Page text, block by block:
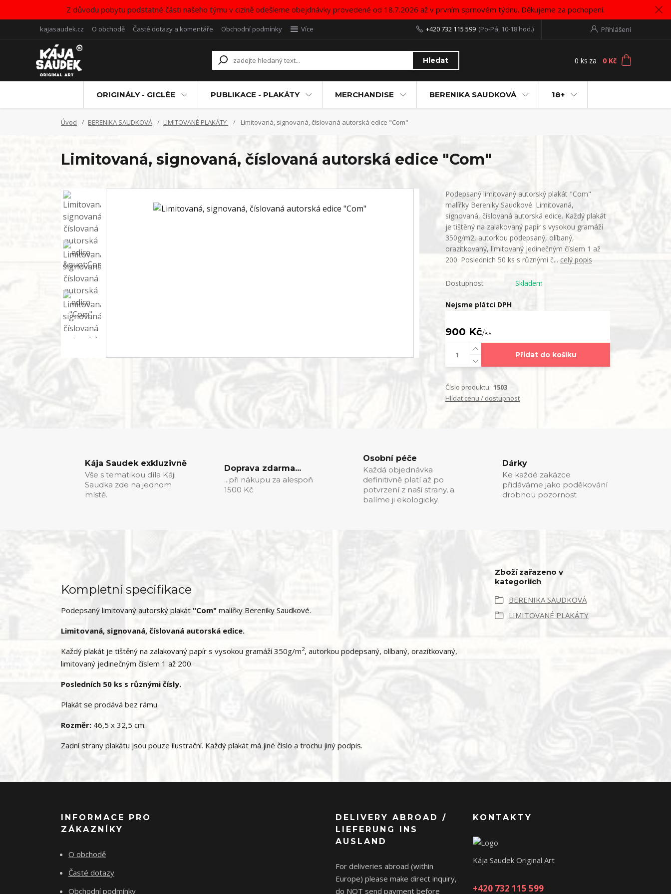
Z důvodu pobytu podstatné části našeho týmu v cizině odešleme obejdnávky provedené od 18.7.2026 až v prvním sprnovém týdnu. Děkujeme za pochopení.
kajasaudek.cz O obchodě Časté dotazy a komentáře Obchodní podmínky Více Přihlášení
Hledat
+420 732 115 599 (Po-Pá, 10-18 hod.)
0 ks za 0 Kč
ORIGINÁLY - GICLÉE PUBLIKACE - PLAKÁTY MERCHANDISE BERENIKA SAUDKOVÁ 18+
Úvod BERENIKA SAUDKOVÁ LIMITOVANÉ PLAKÁTY Limitovaná, signovaná, číslovaná autorská edice "Com"
Limitovaná, signovaná, číslovaná autorská edice "Com"
Podepsaný limitovaný autorský plakát "Com"
malířky Bereniky Saudkové. Limitovaná,
signovaná, číslovaná autorská edice. Každý plakát
je tištěný na zalakovaný papír s vysokou gramáží
350g/m2, autorkou podepsaný, olíbaný,
orazítkovaný, limitovaný jedinečným číslem 1 až
200. Posledních 50 ks s různými č... celý popis
Dostupnost Skladem
Nejsme plátci DPH
900 Kč/ks
Přidat do košíku
Číslo produktu: 1503
Hlídat cenu / dostupnost
Kája Saudek exkluzivně
Vše s tematikou díla Káji
Saudka zde na jednom
místě.
Doprava zdarma...
...při nákupu za alespoň
1500 Kč
Osobní péče
Každá objednávka
definitivně platí až po
potvrzení z naší strany, a
balíme ji ekologicky.
Dárky
Ke každé zakázce
přidáváme jako poděkování
drobnou pozornost
Kompletní specifikace
Podepsaný limitovaný autorský plakát "Com" malířky Bereniky Saudkové.
Limitovaná, signovaná, číslovaná autorská edice.
Každý plakát je tištěný na zalakovaný papír s vysokou gramáží 350g/m2, autorkou podepsaný, olíbaný, orazítkovaný,
limitovaný jedinečným číslem 1 až 200.
Posledních 50 ks s různými čísly.
Plakát se prodává bez rámu.
Rozměr: 46,5 x 32,5 cm.
Zadní strany plakátu jsou pouze ilustrační. Každý plakát má jiné číslo a trochu jiný podpis.
Zboží zařazeno v
kategoriích
BERENIKA SAUDKOVÁ
LIMITOVANÉ PLAKÁTY
INFORMACE PRO
ZÁKAZNÍKY
O obchodě
Časté dotazy
Obchodní podmínky
DELIVERY ABROAD /
LIEFERUNG INS
AUSLAND
For deliveries abroad (within
Europe) please make direct inquiry,
do NOT send payment before
KONTAKTY
Kája Saudek Original Art
+420 732 115 599